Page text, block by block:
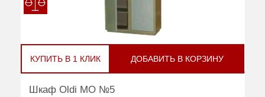
КУПИТЬ В 1 КЛИК ДОБАВИТЬ В КОРЗИНУ
Шкаф Oldi МО №5